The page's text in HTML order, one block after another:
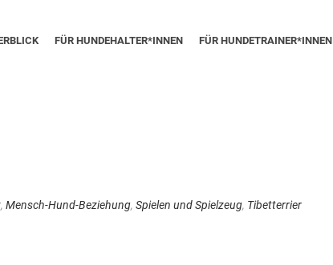
FÜR HUNDEHALTER*INNEN FÜR HUNDETRAINER*INNEN
, Mensch-Hund-Beziehung, Spielen und Spielzeug, Tibetterrier